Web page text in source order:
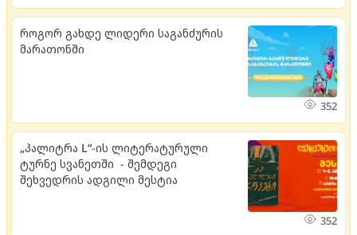
როგორ გახდე ლიდერი საგანძურის
მარათონში
352
„პალიტრა L“-ის ლიტერატურული
ტურნე სვანეთში - შემდეგი
შეხვედრის ადგილი მესტია
352